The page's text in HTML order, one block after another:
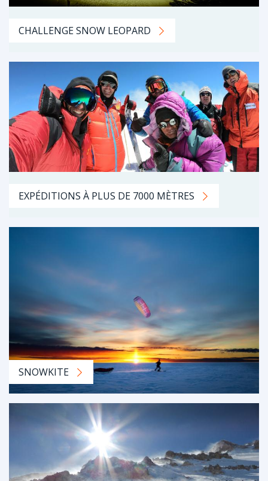
CHALLENGE SNOW LEOPARD
EXPÉDITIONS À PLUS DE 7000 MÈTRES
SNOWKITE